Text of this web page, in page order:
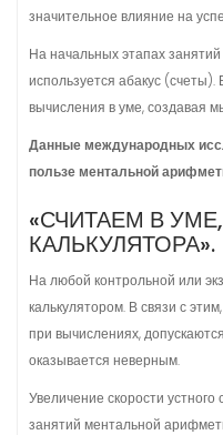
значительное влияние на
На начальных этапах
используется абакус
вычисления в уме, создавая
Данные международных
пользе ментальной
«СЧИТАЕМ В
КАЛЬКУЛЯТОРА».
На любой контрольной или
калькулятором. В связи с
при вычислениях,
оказывается неверным.
Увеличение скорости
занятий ментальной